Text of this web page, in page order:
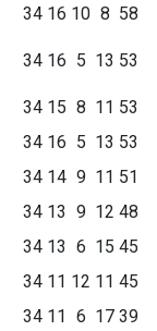
34 16 10 8 58
34 16 5 13 53
34 15 8 11 53
34 16 5 13 53
34 14 9 11 51
34 13 9 12 48
34 13 6 15 45
34 11 12 11 45
34 11 6 17 39